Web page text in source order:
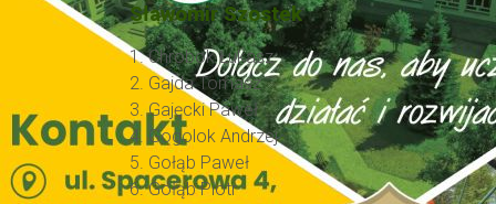
Sławomir Szostek
1. Chrobok Łukasz
2. Gajda Tomasz
3. Gajęcki Paweł
4. Gogolok Andrzej
5. Gołąb Paweł
6. Gołąb Piotr